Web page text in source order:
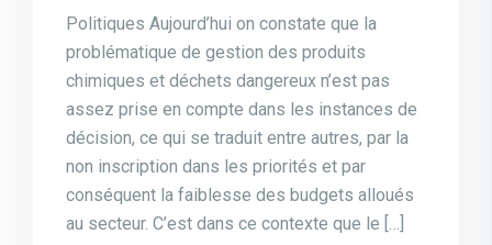
Politiques Aujourd’hui on constate que la
problématique de gestion des produits
chimiques et déchets dangereux n’est pas
assez prise en compte dans les instances de
décision, ce qui se traduit entre autres, par la
non inscription dans les priorités et par
conséquent la faiblesse des budgets alloués
au secteur. C’est dans ce contexte que le […]